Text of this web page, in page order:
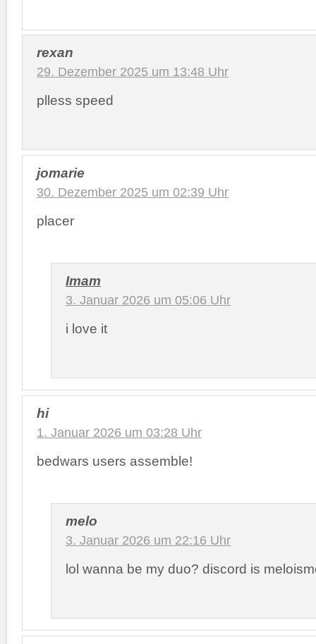
rexan
29. Dezember 2025 um 13:48 Uhr
plless speed
jomarie
30. Dezember 2025 um 02:39 Uhr
placer
Imam
3. Januar 2026 um 05:06 Uhr
i love it
hi
1. Januar 2026 um 03:28 Uhr
bedwars users assemble!
melo
3. Januar 2026 um 22:16 Uhr
lol wanna be my duo? discord is